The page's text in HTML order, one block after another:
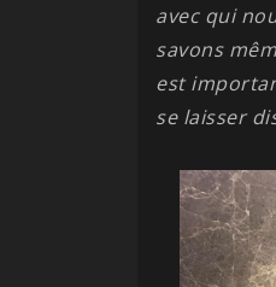
avec qui
savons
est
se laisser